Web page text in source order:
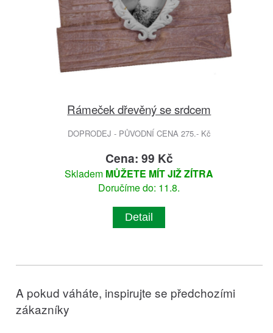
Rámeček dřevěný se srdcem
DOPRODEJ - PŮVODNÍ CENA 275.- Kč
Cena: 99 Kč
Skladem MŮŽETE MÍT JIŽ ZÍTRA
Doručíme do: 11.8.
Detail
A pokud váháte, inspirujte se předchozími
zákazníky